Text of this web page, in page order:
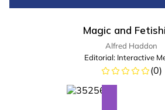
Magic and
Alfred Haddon
Editorial: Interactive
(0)